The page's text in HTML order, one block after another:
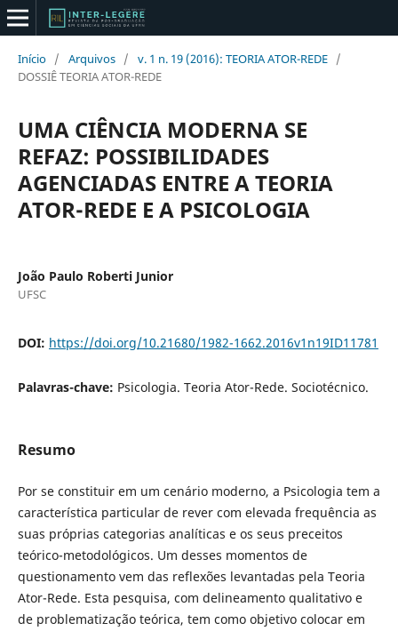
Início / Arquivos / v. 1 n. 19 (2016): TEORIA ATOR-REDE /
DOSSIÊ TEORIA ATOR-REDE
UMA CIÊNCIA MODERNA SE
REFAZ: POSSIBILIDADES
AGENCIADAS ENTRE A TEORIA
ATOR-REDE E A PSICOLOGIA
João Paulo Roberti Junior
UFSC
DOI: https://doi.org/10.21680/1982-1662.2016v1n19ID11781
Palavras-chave: Psicologia. Teoria Ator-Rede. Sociotécnico.
Resumo
Por se constituir em um cenário moderno, a Psicologia tem a
característica particular de rever com elevada frequência as
suas próprias categorias analíticas e os seus preceitos
teórico-metodológicos. Um desses momentos de
questionamento vem das reflexões levantadas pela Teoria
Ator-Rede. Esta pesquisa, com delineamento qualitativo e
de problematização teórica, tem como objetivo colocar em